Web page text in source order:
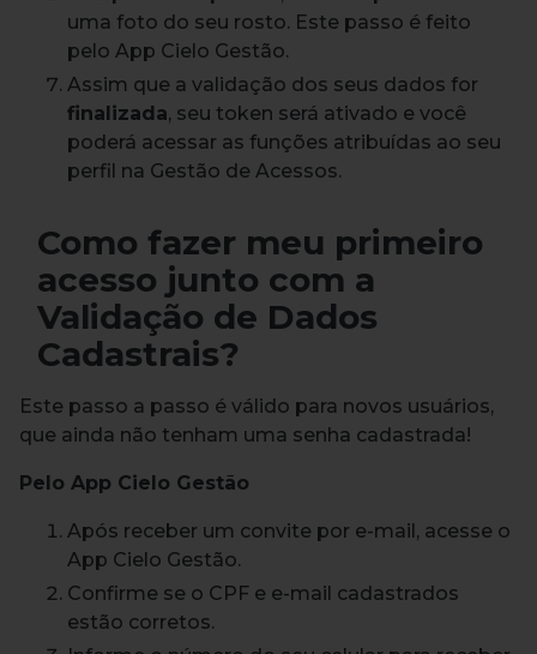
uma foto do seu rosto. Este passo é feito
pelo App Cielo Gestão.
Assim que a validação dos seus dados for
finalizada, seu token será ativado e você
poderá acessar as funções atribuídas ao seu
perfil na Gestão de Acessos.
Como fazer meu primeiro
acesso junto com a
Validação de Dados
Cadastrais?
Este passo a passo é válido para novos usuários,
que ainda não tenham uma senha cadastrada!
Pelo App Cielo Gestão
Após receber um convite por e-mail, acesse o
App Cielo Gestão.
Confirme se o CPF e e-mail cadastrados
estão corretos.